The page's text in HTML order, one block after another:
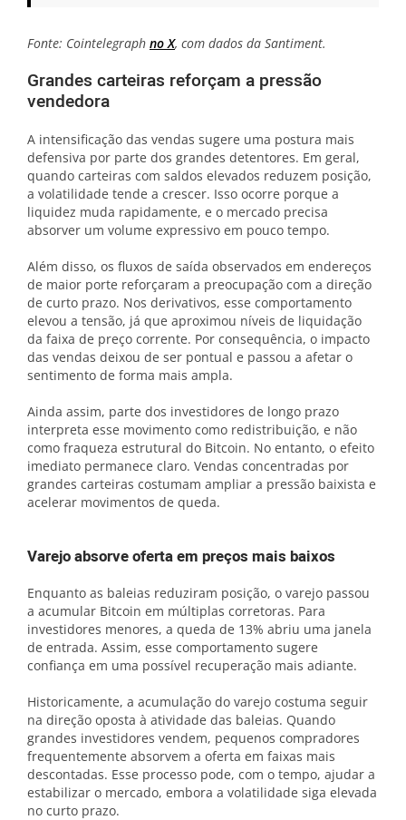
Fonte: Cointelegraph no X, com dados da Santiment.
Grandes carteiras reforçam a pressão
vendedora
A intensificação das vendas sugere uma postura mais
defensiva por parte dos grandes detentores. Em geral,
quando carteiras com saldos elevados reduzem posição,
a volatilidade tende a crescer. Isso ocorre porque a
liquidez muda rapidamente, e o mercado precisa
absorver um volume expressivo em pouco tempo.
Além disso, os fluxos de saída observados em endereços
de maior porte reforçaram a preocupação com a direção
de curto prazo. Nos derivativos, esse comportamento
elevou a tensão, já que aproximou níveis de liquidação
da faixa de preço corrente. Por consequência, o impacto
das vendas deixou de ser pontual e passou a afetar o
sentimento de forma mais ampla.
Ainda assim, parte dos investidores de longo prazo
interpreta esse movimento como redistribuição, e não
como fraqueza estrutural do Bitcoin. No entanto, o efeito
imediato permanece claro. Vendas concentradas por
grandes carteiras costumam ampliar a pressão baixista e
acelerar movimentos de queda.
Varejo absorve oferta em preços mais baixos
Enquanto as baleias reduziram posição, o varejo passou
a acumular Bitcoin em múltiplas corretoras. Para
investidores menores, a queda de 13% abriu uma janela
de entrada. Assim, esse comportamento sugere
confiança em uma possível recuperação mais adiante.
Historicamente, a acumulação do varejo costuma seguir
na direção oposta à atividade das baleias. Quando
grandes investidores vendem, pequenos compradores
frequentemente absorvem a oferta em faixas mais
descontadas. Esse processo pode, com o tempo, ajudar a
estabilizar o mercado, embora a volatilidade siga elevada
no curto prazo.